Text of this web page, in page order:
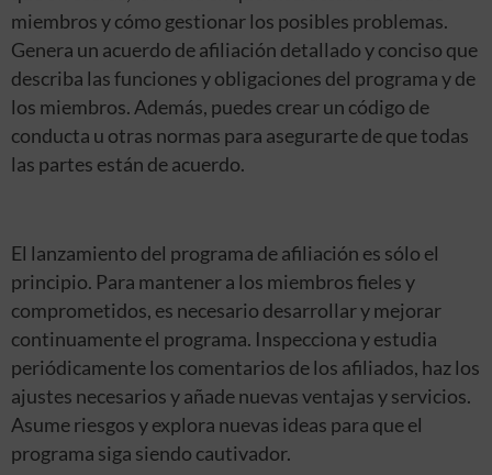
miembros y cómo gestionar los posibles problemas.
Genera un acuerdo de afiliación detallado y conciso que
describa las funciones y obligaciones del programa y de
los miembros. Además, puedes crear un código de
conducta u otras normas para asegurarte de que todas
las partes están de acuerdo.
El lanzamiento del programa de afiliación es sólo el
principio. Para mantener a los miembros fieles y
comprometidos, es necesario desarrollar y mejorar
continuamente el programa. Inspecciona y estudia
periódicamente los comentarios de los afiliados, haz los
ajustes necesarios y añade nuevas ventajas y servicios.
Asume riesgos y explora nuevas ideas para que el
programa siga siendo cautivador.